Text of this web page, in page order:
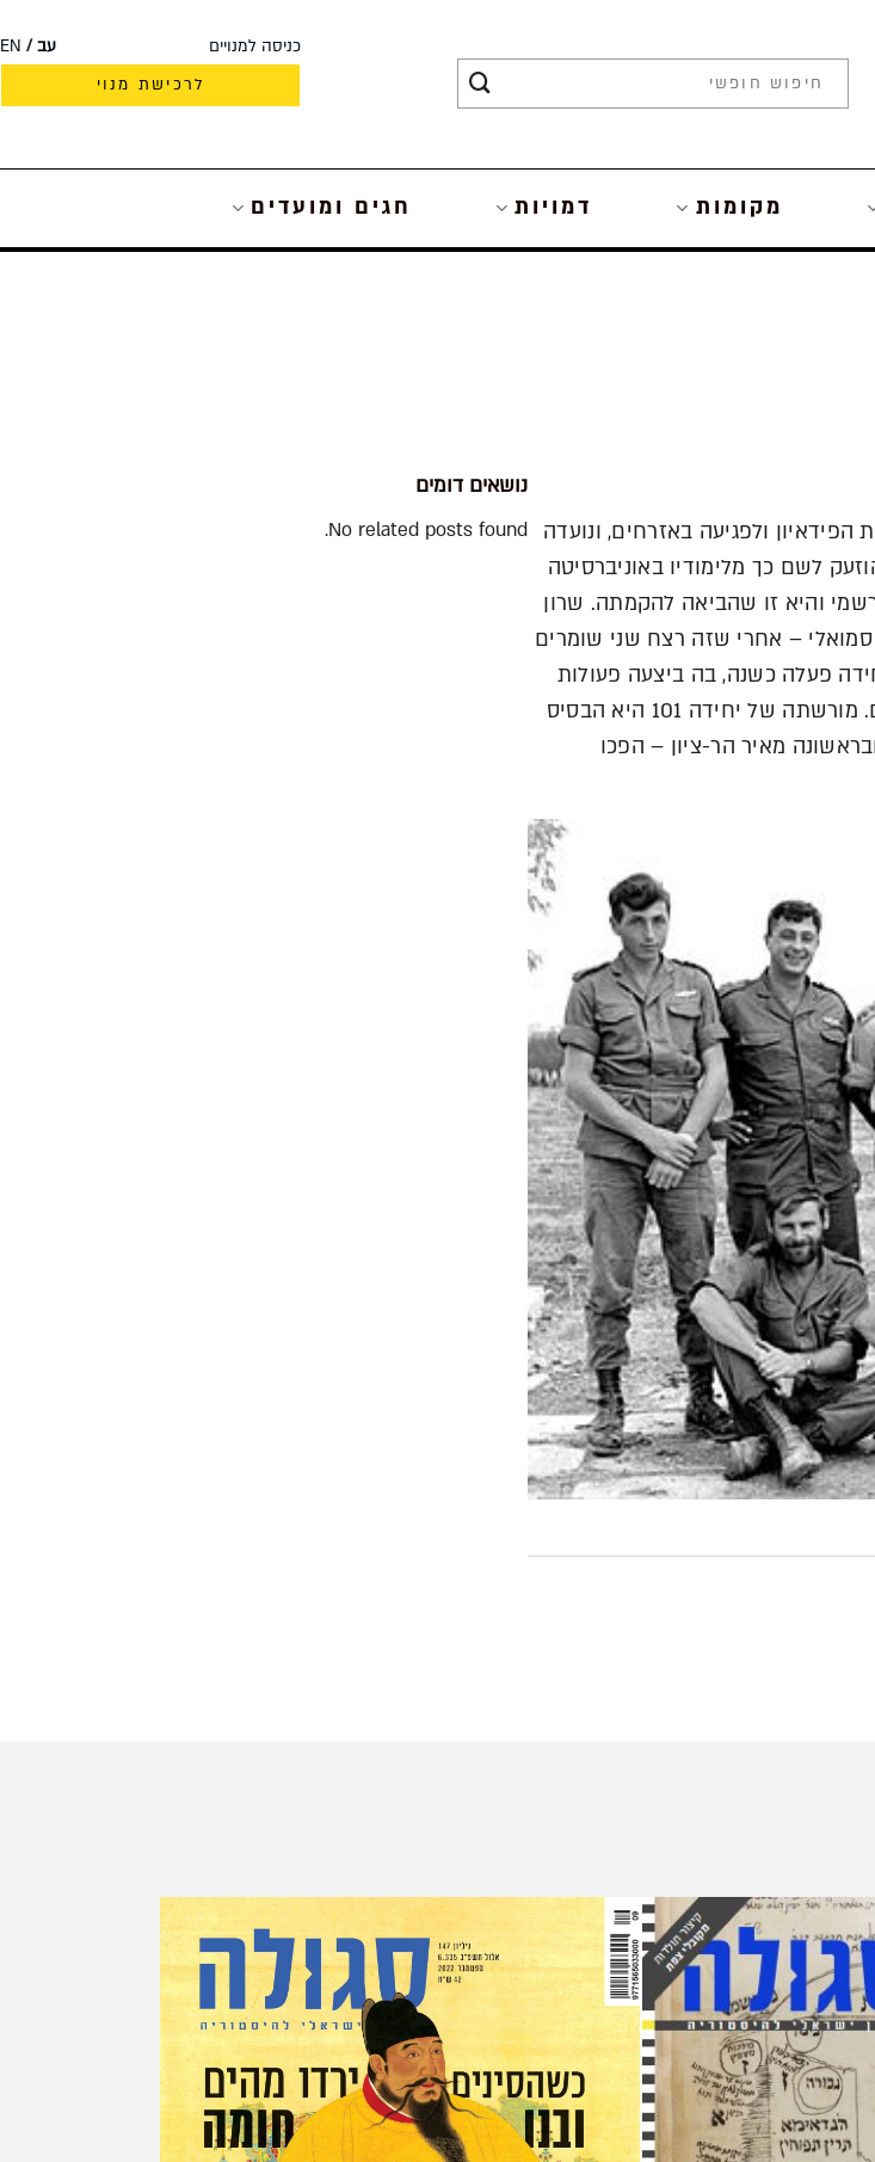
כניסה למנויים עב
EN
לרכישת מנוי
מקומות דמויות חגים ומועדים
הפידאיון ולפגיעה באזרחים, ונועדה
לשם כך מלימודיו באוניברסיטה
והיא זו שהביאה להקמתה. שרון
– אחרי שזה רצח שני שומרים
פעלה כשנה, בה ביצעה פעולות
רבות לאורך מעבר לגבול, וב-1954 מוזגה עם גדוד 890 של הצנחנים. מורשתה של יחידה 101 היא הבסיס
מאיר הר-ציון – הפכו
נושאים דומים
No related posts found.